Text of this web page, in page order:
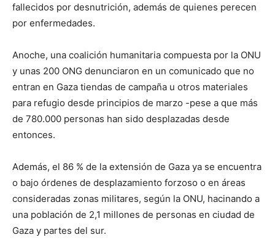
fallecidos por desnutrición, además de quienes perecen
por enfermedades.
Anoche, una coalición humanitaria compuesta por la ONU
y unas 200 ONG denunciaron en un comunicado que no
entran en Gaza tiendas de campaña u otros materiales
para refugio desde principios de marzo -pese a que más
de 780.000 personas han sido desplazadas desde
entonces.
Además, el 86 % de la extensión de Gaza ya se encuentra
o bajo órdenes de desplazamiento forzoso o en áreas
consideradas zonas militares, según la ONU, hacinando a
una población de 2,1 millones de personas en ciudad de
Gaza y partes del sur.